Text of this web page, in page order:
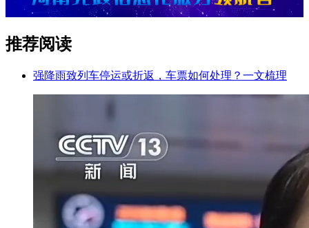
推荐阅读
强降雨致列车停运或折返，车票如何处理？一文梳理